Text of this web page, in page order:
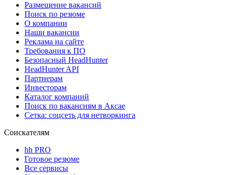
Размещение вакансий
Поиск по резюме
О компании
Наши вакансии
Реклама на сайте
Требования к ПО
Безопасный HeadHunter
HeadHunter API
Партнерам
Инвесторам
Каталог компаний
Поиск по вакансиям в Аксае
Сетка: соцсеть для нетворкинга
Соискателям
hh PRO
Готовое резюме
Все сервисы